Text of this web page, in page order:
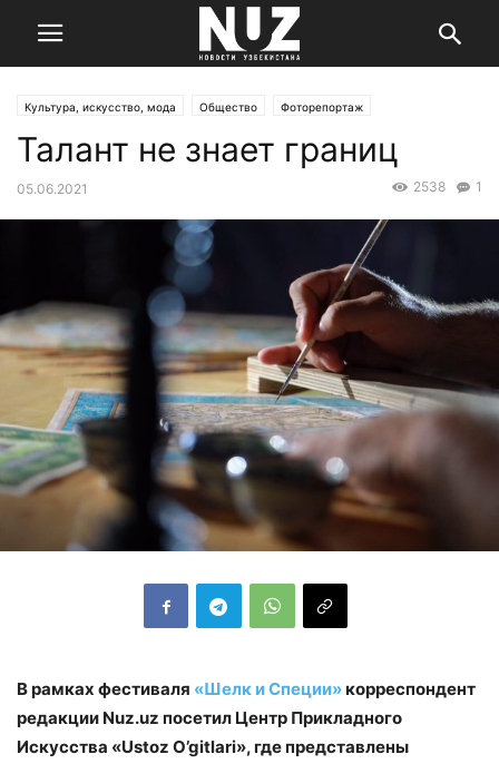
Культура, искусство, мода Общество Фоторепортаж
Талант не знает границ
05.06.2021 1
2538
В рамках фестиваля «Шелк и Специи»корреспондент
редакции Nuz.uz посетил Центр Прикладного
Искусства «Ustoz O’gitlari», где представлены